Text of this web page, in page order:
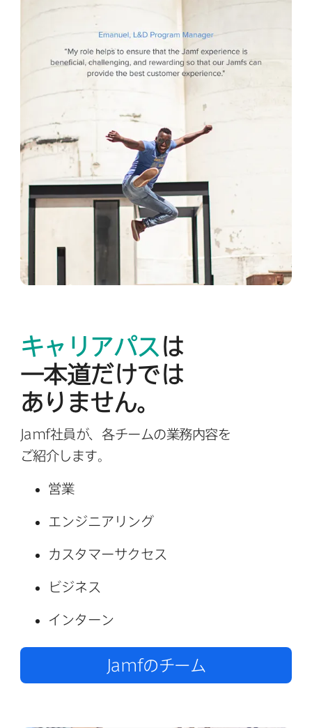
キャリアパス は​
一本道だけでは​
ありません。
Jamf社員が、​各チームの​業務内容を​
ご紹介します。
営業
エンジニアリング
カスタマーサクセス
ビジネス
インターン
Jamfの​チーム